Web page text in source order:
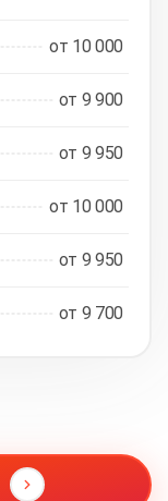
от 10 000
от 9 900
от 9 950
от 10 000
от 9 950
от 9 700